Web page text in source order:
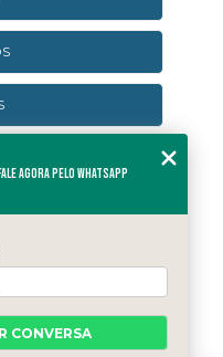
agora pelo WhatsApp
CONVERSA